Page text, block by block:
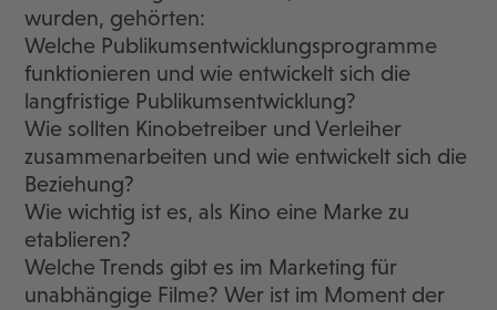
wurden, gehörten:
Welche Publikumsentwicklungsprogramme
funktionieren und wie entwickelt sich die
langfristige Publikumsentwicklung?
Wie sollten Kinobetreiber und Verleiher
zusammenarbeiten und wie entwickelt sich die
Beziehung?
Wie wichtig ist es, als Kino eine Marke zu
etablieren?
Welche Trends gibt es im Marketing für
unabhängige Filme? Wer ist im Moment der